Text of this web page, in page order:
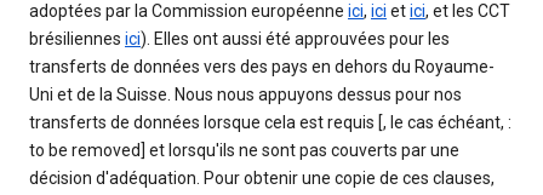
adoptées par la Commission européenne ici, ici etici, et les CCT
brésiliennes ici). Elles ont aussi été approuvées pour les
transferts de données vers des pays en dehors du Royaume-
Uni et de la Suisse. Nous nous appuyons dessus pour nos
transferts de données lorsque cela est requis [, le cas échéant, :
to be removed] et lorsqu'ils ne sont pas couverts par une
décision d'adéquation. Pour obtenir une copie de ces clauses,